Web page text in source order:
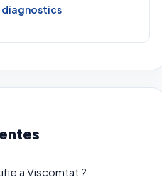
diagnostics
a Viscomtat ?